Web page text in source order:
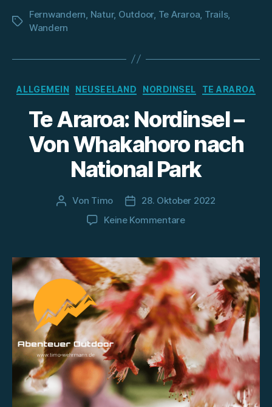
Schlagwörter
Fernwandern Natur, Outdoor, Te Araroa Trails,
Wandern
Kategorien
ALLGEMEIN NEUSEELAND NORDINSEL TE ARAROA
Te Araroa: Nordinsel –
Von Whakahoro nach
National Park
Beitragsautor
Von Timo Beitragsdatum
28. Oktober 2022
Keine Kommentarezu
Nordinsel
–
Von
Whakahoro
nach
National
Park